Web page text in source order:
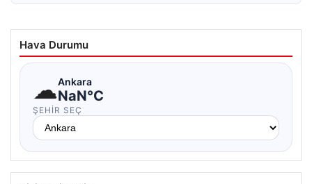
Hava Durumu
☁Ankara
NaN°C
ŞEHIR SEÇ